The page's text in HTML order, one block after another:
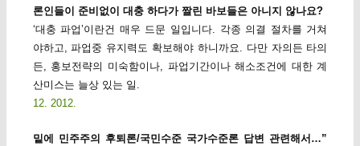
론인들이 준비없이 대충 하다가 짤린 바보들은 아니지 않나요?
‘대충 파업’이란건 매우 드문 일입니다. 각종 의결 절차를 거쳐
야하고, 파업중 유지력도 확보해야 하니까요. 다만 자의든 타의
든, 홍보전략의 미숙함이나, 파업기간이나 해소조건에 대한 계
산미스는 늘상 있는 일.
12. 2012.
밑에 민주주의 후퇴론/국민수준 국가수준론 답변 관련해서…”